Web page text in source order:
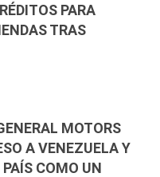
PARA
TRAS
MOTORS
A VENEZUELA Y
COMO UN